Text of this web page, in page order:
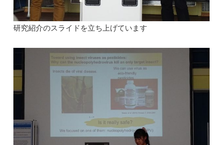
研究紹介のスライドを立ち上げています